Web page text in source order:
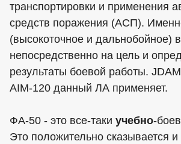
транспортировки и применения
средств поражения (АСП).
(высокоточное и дальнобойное)
непосредственно на цель и
результаты боевой работы.
AIM-120 данный ЛА применяет.
ФА-50 - это все-таки учебно-
Это положительно сказывается и